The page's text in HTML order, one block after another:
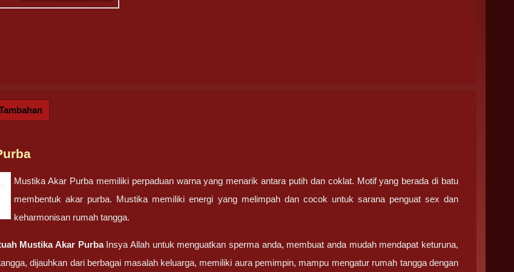
Mustika Akar Purba memiliki perpaduan warna yang menarik antara putih dan coklat. Motif yang berada di batu
membentuk akar purba. Mustika memiliki energi yang melimpah dan cocok untuk sarana penguat sex dan
keharmonisan rumah tangga.
Mustika Akar Purba Insya Allah untuk menguatkan sperma anda, membuat anda mudah mendapat keturuna,
dijauhkan dari berbagai masalah keluarga, memiliki aura pemimpin, mampu mengatur rumah tangga dengan